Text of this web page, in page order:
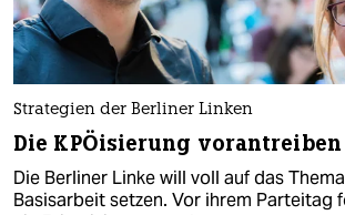
Strategien der Berliner Linken
Die KPÖisierung vorantreiben
Die Berliner Linke will voll auf das
Basisarbeit setzen. Vor ihrem Parteitag